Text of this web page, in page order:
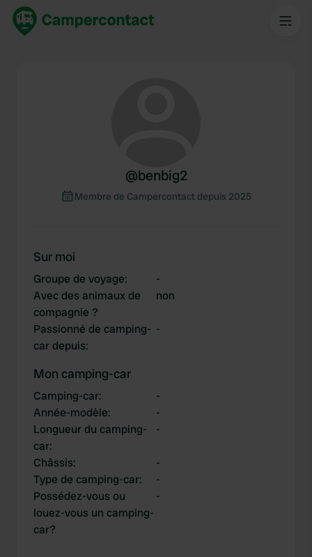
@benbig2
Membre de Campercontact depuis 2025
Sur moi
Groupe de voyage:
-
Avec des animaux de
compagnie ?
non
Passionné de camping-
car depuis:
-
Mon camping-car
Camping-car:
-
Année-modèle:
-
Longueur du camping-
car:
-
Châssis:
-
Type de camping-car:
-
Possédez-vous ou
louez-vous un camping-
car?
-